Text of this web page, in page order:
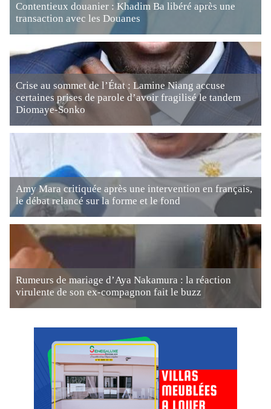
Contentieux douanier : Khadim Ba libéré après une
transaction avec les Douanes
Crise au sommet de l’État : Lamine Niang accuse
certaines prises de parole d’avoir fragilisé le tandem
Diomaye-Sonko
Amy Mara critiquée après une intervention en français,
le débat relancé sur la forme et le fond
Rumeurs de mariage d’Aya Nakamura : la réaction
virulente de son ex-compagnon fait le buzz